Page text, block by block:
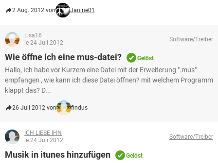
2 Aug. 2012 von Janine01
Lisa16
le 24 Juli 2012
Software/Treiber
Wie öffne ich eine mus-datei? Gelöst
Hallo, Ich habe vor Kurzem eine Datei mit der Erweiterung ".mus"
empfangen , wie kann ich diese Datei öffnen? mit welchem Programm
klappt das? D...
26 Juli 2012 von findus
ICH LIEBE IHN
le 24 Juli 2012
Software/Treiber
Musik in itunes hinzufügen Gelöst